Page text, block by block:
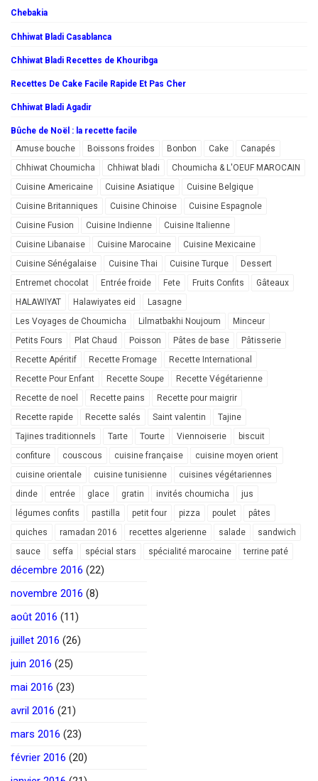
Chebakia
Chhiwat Bladi Casablanca
Chhiwat Bladi Recettes de Khouribga
Recettes De Cake Facile Rapide Et Pas Cher
Chhiwat Bladi Agadir
Bûche de Noël : la recette facile
Amuse bouche
Boissons froides Bonbon Cake
Canapés
Chhiwat Choumicha
Chhiwat bladi
Choumicha & L'OEUF MAROCAIN
Cuisine Americaine
Cuisine Asiatique
Cuisine Belgique
Cuisine Britanniques
Cuisine Chinoise
Cuisine Espagnole
Cuisine Fusion
Cuisine Indienne
Cuisine Italienne
Cuisine Libanaise
Cuisine Marocaine
Cuisine Mexicaine
Cuisine Sénégalaise
Cuisine Thai Cuisine Turque
Dessert
Entremet chocolat
Entrée froide Fete Fruits Confits
Gâteaux
HALAWIYAT
Halawiyates eid
Lasagne
Les Voyages de Choumicha
Lilmatbakhi Noujoum
Minceur
Petits Fours
Plat Chaud Poisson Pâtes de base
Pâtisserie
Recette Apéritif
Recette Fromage
Recette International
Recette Pour Enfant
Recette Soupe
Recette Végétarienne
Recette de noel
Recette pains
Recette pour maigrir
Recette rapide
Recette salés Saint valentin
Tajine
Tajines traditionnels
Tarte Tourte Viennoiserie
biscuit
confiture
couscous cuisine française
cuisine moyen orient
cuisine orientale
cuisine tunisienne
cuisines végétariennes
dinde
entrée glace gratin invités choumicha
jus
légumes confits
pastilla petit four pizza poulet
pâtes
quiches
ramadan 2016 recettes algerienne salade
sandwich
sauce
seffa spécial stars spécialité marocaine terrine paté
décembre 2016 (22)
novembre 2016 (8)
août 2016 (11)
juillet 2016 (26)
juin 2016 (25)
mai 2016 (23)
avril 2016 (21)
mars 2016 (23)
février 2016 (20)